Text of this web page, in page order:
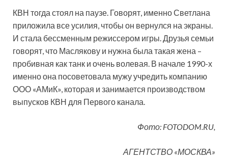
КВН тогда стоял на паузе. Говорят, именно Светлана
приложила все усилия, чтобы он вернулся на экраны.
И стала бессменным режиссером игры. Друзья семьи
говорят, что Маслякову и нужна была такая жена –
пробивная как танк и очень волевая. В начале 1990-х
именно она посоветовала мужу учредить компанию
ООО «АМиК», которая и занимается производством
выпусков КВН для Первого канала.
Фото: FOTODOM.RU,
АГЕНТСТВО «МОСКВА»